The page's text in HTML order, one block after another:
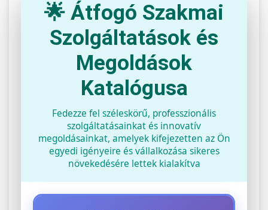
🌟 Átfogó Szakmai
Szolgáltatások és
Megoldások
Katalógusa
Fedezze fel széleskörű, professzionális
szolgáltatásainkat és innovatív
megoldásainkat, amelyek kifejezetten az Ön
egyedi igényeire és vállalkozása sikeres
növekedésére lettek kialakítva